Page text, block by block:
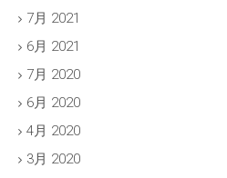
7月 2021
6月 2021
7月 2020
6月 2020
4月 2020
3月 2020